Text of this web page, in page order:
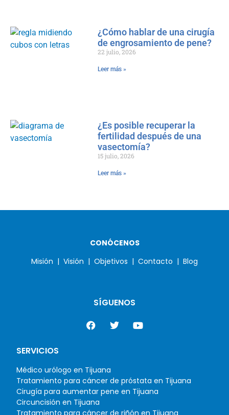
¿Cómo hablar de una cirugía
de engrosamiento de pene?
22 julio, 2026
Leer más »
¿Es posible recuperar la
fertilidad después de una
vasectomía?
15 julio, 2026
Leer más »
CONÓCENOS
Misión | Visión | Objetivos | Contacto | Blog
SÍGUENOS
SERVICIOS
Médico urólogo en Tijuana
Tratamiento para cáncer de próstata en Tijuana
Cirugía para aumentar pene en Tijuana
Circuncisión en Tijuana
Tratamiento para cáncer de riñón en Tijuana